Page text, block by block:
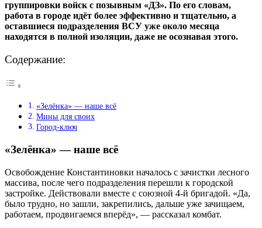
группировки войск с позывным «ДЗ». По его словам,
работа в городе идёт более эффективно и тщательно, а
оставшиеся подразделения ВСУ уже около месяца
находятся в полной изоляции, даже не осознавая этого.
Содержание:
«Зелёнка» — наше всё
Мины для своих
Город-ключ
«Зелёнка» — наше всё
Освобождение Константиновки началось с зачистки лесного
массива, после чего подразделения перешли к городской
застройке. Действовали вместе с союзной 4-й бригадой. «Да,
было трудно, но зашли, закрепились, дальше уже зачищаем,
работаем, продвигаемся вперёд», — рассказал комбат.